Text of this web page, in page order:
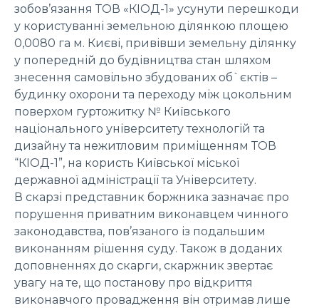
зобов’язання ТОВ «КІОД-1» усунути перешкоди
у користуванні земельною ділянкою площею
0,0080 га м. Києві, привівши земельну ділянку
у попередній до будівництва стан шляхом
знесення самовільно збудованих об`єктів –
будинку охорони та переходу між цокольним
поверхом гуртожитку № Київського
національного університету технологій та
дизайну та нежитловим приміщенням ТОВ
“КІОД-1”, на користь Київської міської
державної адміністрації та Університету.
В скарзі представник боржника зазначає про
порушення приватним виконавцем чинного
законодавства, пов’язаного із подальшим
виконанням рішення суду. Також в доданих
доповненнях до скарги, скаржник звертає
увагу на те, що постанову про відкриття
виконавчого провадження він отримав лише